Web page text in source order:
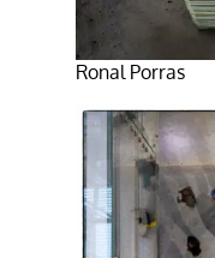
Ronal Porras